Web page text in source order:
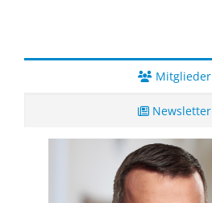
Mitglieder
Newsletter